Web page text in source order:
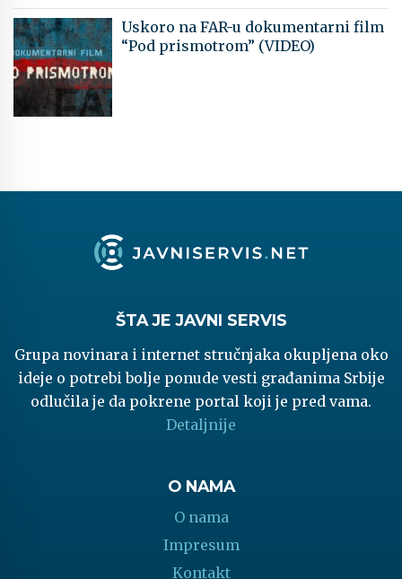
Uskoro na FAR-u dokumentarni film
“Pod prismotrom” (VIDEO)
ŠTA JE JAVNI SERVIS
Grupa novinara i internet stručnjaka okupljena oko
ideje o potrebi bolje ponude vesti građanima Srbije
odlučila je da pokrene portal koji je pred vama.
Detaljnije
O NAMA
O nama
Impresum
Kontakt